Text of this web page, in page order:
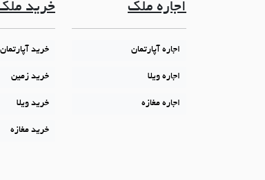
اجاره ملک
اجاره آپارتمان
اجاره ویلا
اجاره مغازه
خرید
خرید آپارتمان
خرید زمین
خرید ویلا
خرید مغازه